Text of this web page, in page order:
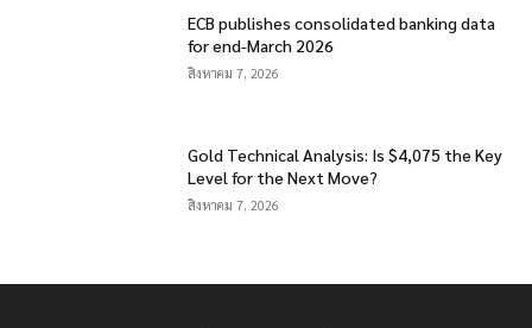
ECB publishes consolidated banking data
for end-March 2026
สิงหาคม 7, 2026
Gold Technical Analysis: Is $4,075 the Key
Level for the Next Move?
สิงหาคม 7, 2026